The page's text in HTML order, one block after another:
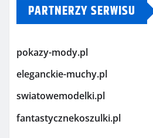
PARTNERZY SERWISU
pokazy-mody.pl
eleganckie-muchy.pl
swiatowemodelki.pl
fantastycznekoszulki.pl